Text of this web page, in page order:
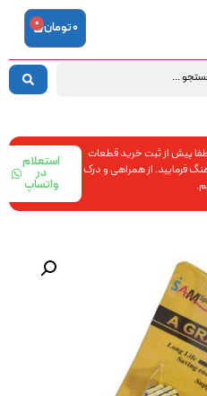
0تومان 0
پیش از ثبت خرید قطعات
فرمایید. از همراهی و درک
استعلام
در
واتساپ